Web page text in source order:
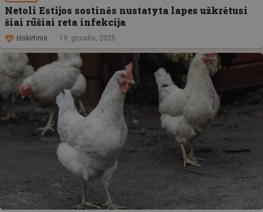
Netoli Estijos sostinės nustatyta lapes užkrėtusi
šiai rūšiai reta infekcija
Išskirtinis 19. gruodis, 2025